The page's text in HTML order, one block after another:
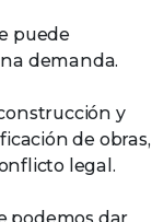
puede
demanda.
y
de obras,
legal.